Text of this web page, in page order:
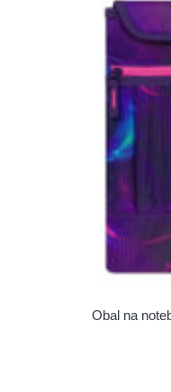
Obal na